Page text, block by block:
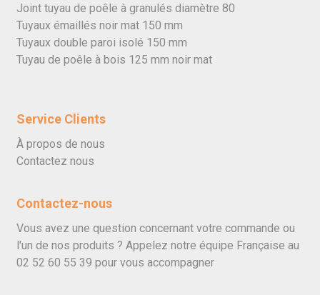
Joint tuyau de poêle à granulés diamètre 80
Tuyaux émaillés noir mat 150 mm
Tuyaux double paroi isolé 150 mm
Tuyau de poêle à bois 125 mm noir mat
Service Clients
À propos de nous
Contactez nous
Contactez-nous
Vous avez une question concernant votre commande ou
l'un de nos produits ? Appelez notre équipe Française au
02 52 60 55 39 pour vous accompagner